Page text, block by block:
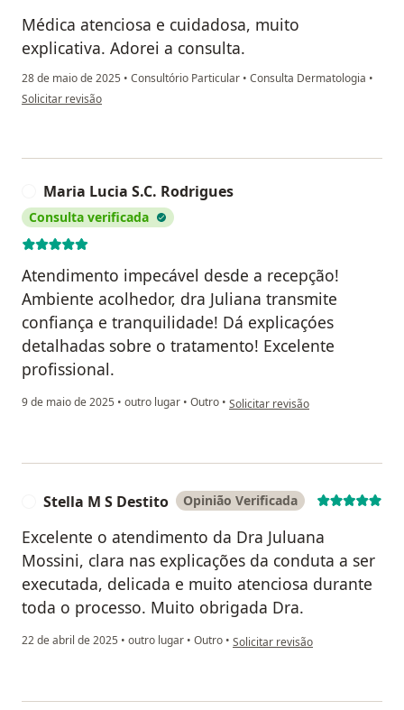
Médica atenciosa e cuidadosa, muito
explicativa. Adorei a consulta.
28 de maio de 2025 • Consultório Particular • Consulta Dermatologia •
na opinião do utilizador Cibele
Solicitar revisão
Maria Lucia S.C. Rodrigues
Consulta verificada
Atendimento impecável desde a recepção!
Ambiente acolhedor, dra Juliana transmite
confiança e tranquilidade! Dá explicaçóes
detalhadas sobre o tratamento! Excelente
profissional.
9 de maio de 2025 • outro lugar • Outro • na opinião do utilizador Maria
Solicitar revisão
Stella M S Destito Opinião Verificada
Excelente o atendimento da Dra Juluana
Mossini, clara nas explicações da conduta a ser
executada, delicada e muito atenciosa durante
toda o processo. Muito obrigada Dra.
22 de abril de 2025 • outro lugar • Outro • na opinião do utilizador Stella M
Solicitar revisão